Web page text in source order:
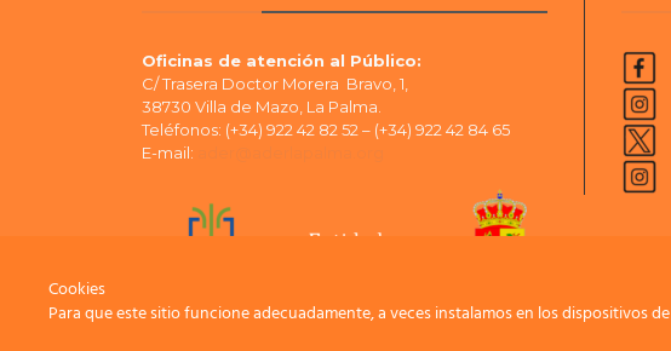
Oficinas de atención al Público:
C/ Trasera Doctor Morera Bravo, 1,
38730 Villa de Mazo, La Palma.
Teléfonos: (+34) 922 42 82 52 – (+34) 922 42 84 65
E-mail:
Cookies
Para que este sitio funcione adecuadamente, a veces instalamos en los dispositivos